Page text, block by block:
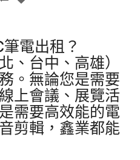
電出租？
、台中、高雄）
。無論您是需要
上會議、展覽活
需要高效能的電
剪輯，鑫業都能